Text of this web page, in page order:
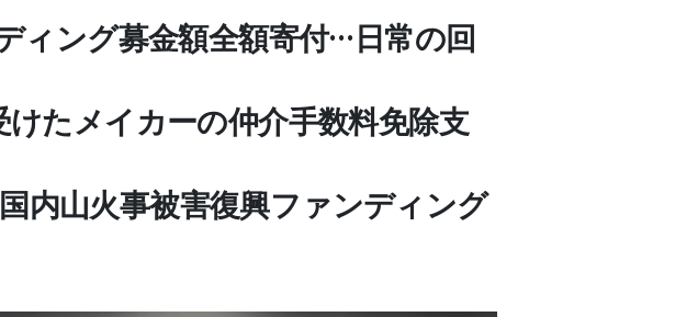
ィング募金額全額寄付…日常の回
たメイカーの仲介手数料免除支
内山火事被害復興ファンディング